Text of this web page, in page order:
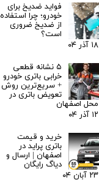
فواید ضدیخ برای
خودرو؛ چرا استفاده
از ضدیخ ضروری
است؟
۱۸ آذر ۰۴
۵ نشانه قطعی
خرابی باتری خودرو
+ سریع‌ترین روش
تعویض باتری در
محل اصفهان
۱۲ آذر ۰۴
خرید و قیمت
باتری پراید در
اصفهان | ارسال و
دیاگ رایگان
۲۳ آبان ۰۴